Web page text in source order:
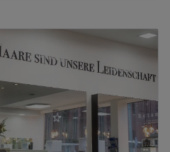
19:00
09:00 –19:00
08:30
08:30 – 17:00
Geschlossen